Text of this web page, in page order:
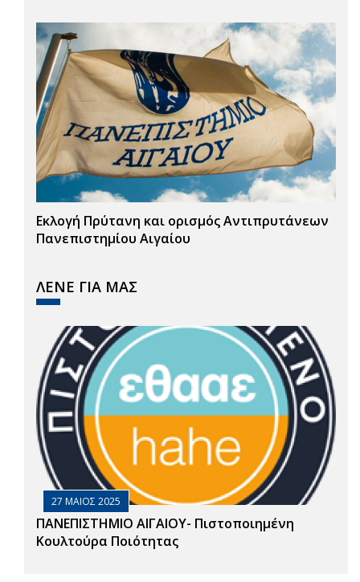
Εκλογή Πρύτανη και ορισμός Αντιπρυτάνεων
Πανεπιστημίου Αιγαίου
ΛΕΝΕ ΓΙΑ ΜΑΣ
27 ΜΑΙΟΣ 2025
ΠΑΝΕΠΙΣΤΗΜΙΟ ΑΙΓΑΙΟΥ- Πιστοποιημένη
Κουλτούρα Ποιότητας